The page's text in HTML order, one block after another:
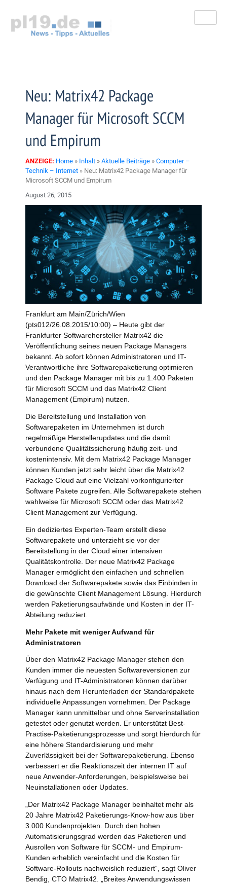
springen
Neu: Matrix42 Package
Manager für Microsoft SCCM
und Empirum
ANZEIGE: Home » Inhalt » Aktuelle Beiträge » Computer –
Technik – Internet » Neu: Matrix42 Package Manager für
Microsoft SCCM und Empirum
August 26, 2015
Frankfurt am Main/Zürich/Wien
(pts012/26.08.2015/10:00) – Heute gibt der
Frankfurter Softwarehersteller Matrix42 die
Veröffentlichung seines neuen Package Managers
bekannt. Ab sofort können Administratoren und IT-
Verantwortliche ihre Softwarepaketierung optimieren
und den Package Manager mit bis zu 1.400 Paketen
für Microsoft SCCM und das Matrix42 Client
Management (Empirum) nutzen.
Die Bereitstellung und Installation von
Softwarepaketen im Unternehmen ist durch
regelmäßige Herstellerupdates und die damit
verbundene Qualitätssicherung häufig zeit- und
kostenintensiv. Mit dem Matrix42 Package Manager
können Kunden jetzt sehr leicht über die Matrix42
Package Cloud auf eine Vielzahl vorkonfigurierter
Software Pakete zugreifen. Alle Softwarepakete stehen
wahlweise für Microsoft SCCM oder das Matrix42
Client Management zur Verfügung.
Ein dediziertes Experten-Team erstellt diese
Softwarepakete und unterzieht sie vor der
Bereitstellung in der Cloud einer intensiven
Qualitätskontrolle. Der neue Matrix42 Package
Manager ermöglicht den einfachen und schnellen
Download der Softwarepakete sowie das Einbinden in
die gewünschte Client Management Lösung. Hierdurch
werden Paketierungsaufwände und Kosten in der IT-
Abteilung reduziert.
Mehr Pakete mit weniger Aufwand für
Administratoren
Über den Matrix42 Package Manager stehen den
Kunden immer die neuesten Softwareversionen zur
Verfügung und IT-Administratoren können darüber
hinaus nach dem Herunterladen der Standardpakete
individuelle Anpassungen vornehmen. Der Package
Manager kann unmittelbar und ohne Serverinstallation
getestet oder genutzt werden. Er unterstützt Best-
Practise-Paketierungsprozesse und sorgt hierdurch für
eine höhere Standardisierung und mehr
Zuverlässigkeit bei der Softwarepaketierung. Ebenso
verbessert er die Reaktionszeit der internen IT auf
neue Anwender-Anforderungen, beispielsweise bei
Neuinstallationen oder Updates.
„Der Matrix42 Package Manager beinhaltet mehr als
20 Jahre Matrix42 Paketierungs-Know-how aus über
3.000 Kundenprojekten. Durch den hohen
Automatisierungsgrad werden das Paketieren und
Ausrollen von Software für SCCM- und Empirum-
Kunden erheblich vereinfacht und die Kosten für
Software-Rollouts nachweislich reduziert“, sagt Oliver
Bendig, CTO Matrix42. „Breites Anwendungswissen